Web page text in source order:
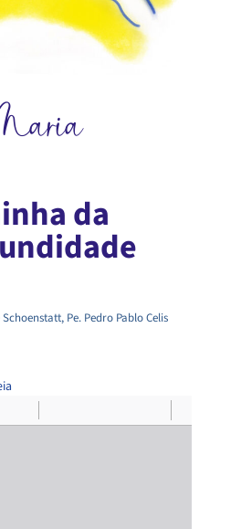
da
Schoenstatt, Pe. Pedro Pablo Celis